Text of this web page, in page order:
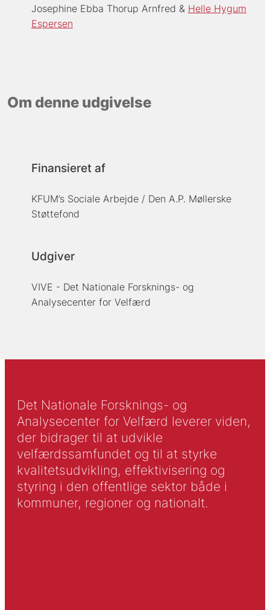
Josephine Ebba Thorup Arnfred
Helle Hygum
Espersen
Om denne udgivelse
Finansieret af
KFUM’s Sociale Arbejde / Den A.P. Møllerske
Støttefond
Udgiver
VIVE - Det Nationale Forsknings- og
Analysecenter for Velfærd
Det Nationale Forsknings- og
Analysecenter for Velfærd leverer viden,
der bidrager til at udvikle
velfærdssamfundet og til at styrke
kvalitetsudvikling, effektivisering og
styring i den offentlige sektor både i
kommuner, regioner og nationalt.